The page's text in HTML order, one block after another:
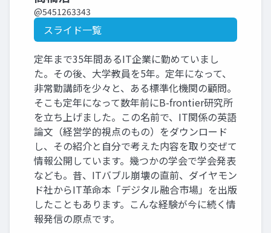
@5451263343
スライド一覧
定年まで35年間あるIT企業に勤めていまし
た。その後、大学教員を5年。定年になって、
非常勤講師を少々と、ある標準化機関の顧問。
そこも定年になって数年前にB-frontier研究所
を立ち上げました。この名前で、IT関係の英語
論文（経営学的視点のもの）をダウンロード
し、その紹介と自分で考えた内容を取り交ぜて
情報公開しています。幾つかの学会で学会発表
なども。昔、ITバブル崩壊の直前、ダイヤモン
ド社からIT革命本「デジタル融合市場」を出版
したこともあります。こんな経験が今に続く情
報発信の原点です。